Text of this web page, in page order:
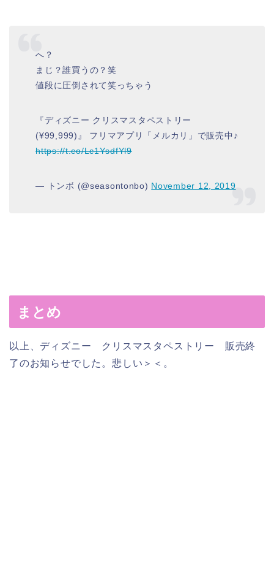
へ？
まじ？誰買うの？笑
値段に圧倒されて笑っちゃう
『ディズニー クリスマスタペストリー
(¥99,999)』 フリマアプリ「メルカリ」で販売中♪
https://t.co/Lc1YsdfYl9
— トンボ (@seasontonbo) November 12, 2019
まとめ
以上、ディズニー クリスマスタペストリー 販売終
了のお知らせでした。悲しい＞＜。